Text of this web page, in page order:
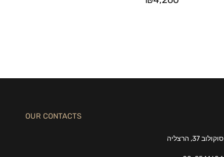
OUR CONTACTS
סוקולוב 37, הרצליה